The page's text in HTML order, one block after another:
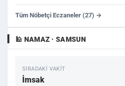
Tüm Nöbetçi Eczaneler (27) →
🕌 NAMAZ · SAMSUN
SIRADAKI VAKIT
İmsak